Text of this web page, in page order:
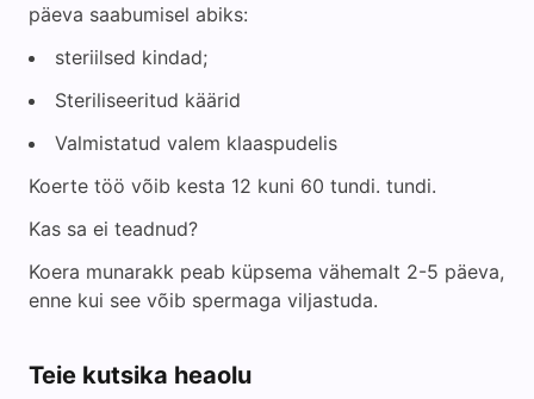
päeva saabumisel abiks:
steriilsed kindad;
Steriliseeritud käärid
Valmistatud valem klaaspudelis
Koerte töö võib kesta 12 kuni 60 tundi. tundi.
Kas sa ei teadnud?
Koera munarakk peab küpsema vähemalt 2-5 päeva,
enne kui see võib spermaga viljastuda.
Teie kutsika heaolu